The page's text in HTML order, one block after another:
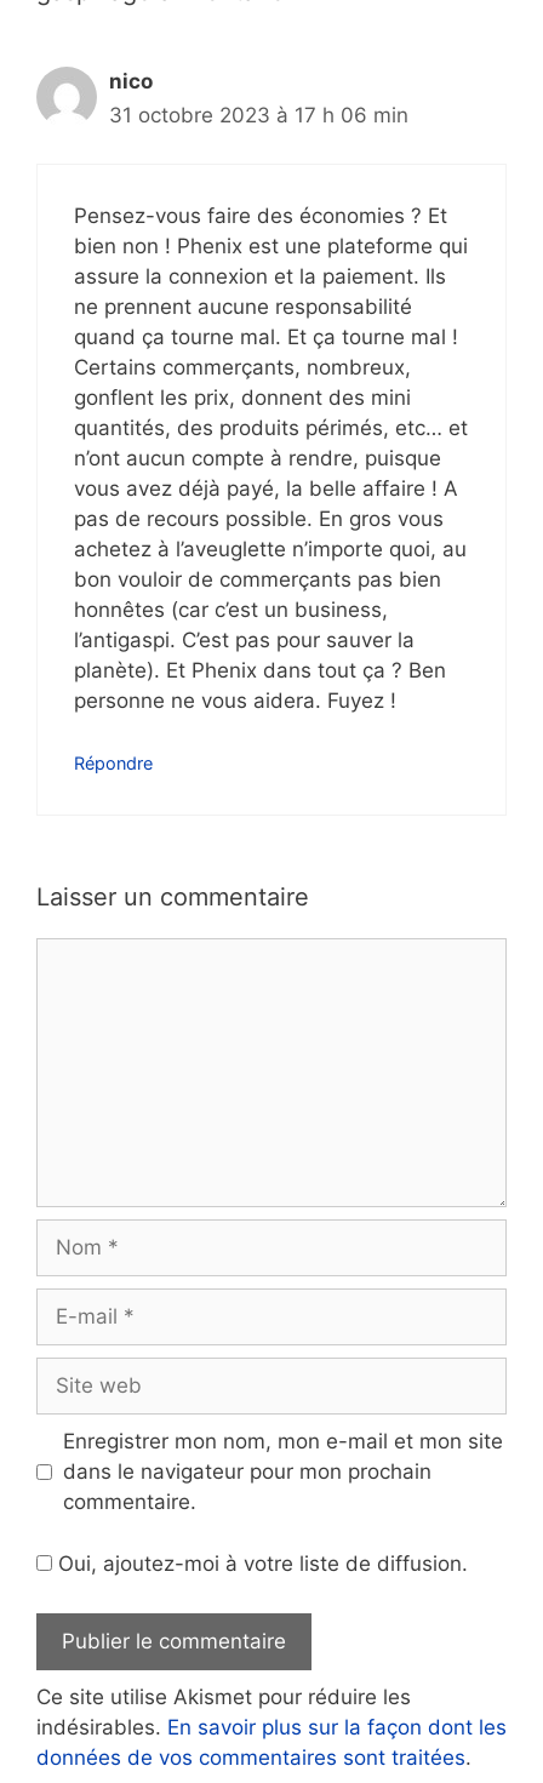
nico
31 octobre 2023 à 17 h 06 min
Pensez-vous faire des économies ? Et
bien non ! Phenix est une plateforme qui
assure la connexion et la paiement. Ils
ne prennent aucune responsabilité
quand ça tourne mal. Et ça tourne mal !
Certains commerçants, nombreux,
gonflent les prix, donnent des mini
quantités, des produits périmés, etc… et
n’ont aucun compte à rendre, puisque
vous avez déjà payé, la belle affaire ! A
pas de recours possible. En gros vous
achetez à l’aveuglette n’importe quoi, au
bon vouloir de commerçants pas bien
honnêtes (car c’est un business,
l’antigaspi. C’est pas pour sauver la
planète). Et Phenix dans tout ça ? Ben
personne ne vous aidera. Fuyez !
Répondre
Laisser un commentaire
Nom
Site
web
Enregistrer mon nom, mon e-mail et mon site
dans le navigateur pour mon prochain
commentaire.
Oui, ajoutez-moi à votre liste de diffusion.
Ce site utilise Akismet pour réduire les
indésirables. En savoir plus sur la façon dont les
données de vos commentaires sont traitées.